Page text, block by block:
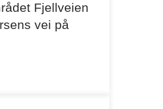
Fjellveien
vei på